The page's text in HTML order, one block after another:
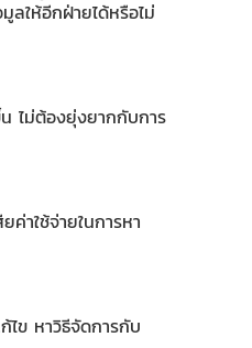
ลให้อีกฝ่ายได้หรือไม่
ไม่ต้องยุ่งยากกับการ
าใช้จ่ายในการหา
ไข หาวิธีจัดการกับ